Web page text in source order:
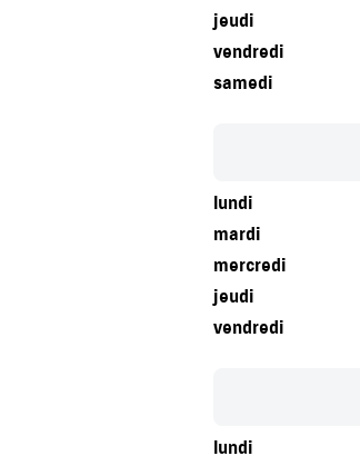
jeudi
vendredi
samedi
lundi
mardi
mercredi
jeudi
vendredi
lundi